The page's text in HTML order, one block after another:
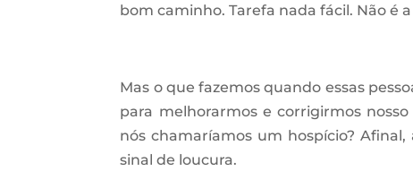
bom caminho. Tarefa nada fácil. Não é
Mas o que fazemos quando essas
para melhorarmos e corrigirmos
nós chamaríamos um hospício?
sinal de loucura.